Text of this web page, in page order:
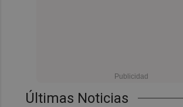
Últimas Noticias